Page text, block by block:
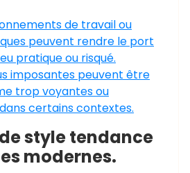
de travail ou
peuvent rendre le port
pratique ou risqué.
imposantes peuvent être
trop voyantes ou
certains contextes.
style tendance
modernes.